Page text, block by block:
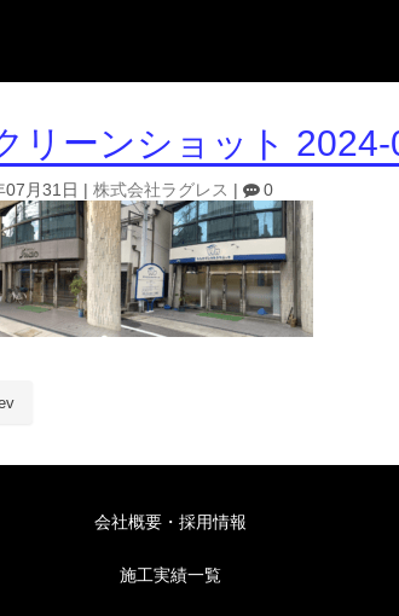
リーンショット
07月31日 株式会社ラグレス 0
会社概要・採用情報
施工実績一覧